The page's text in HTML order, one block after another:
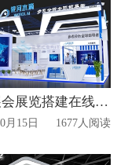
北京展会展览搭建在线接单
月15日 1677人阅读